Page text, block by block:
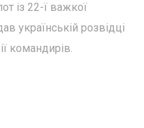
із 22-ї важкої
українській розвідці
командирів.